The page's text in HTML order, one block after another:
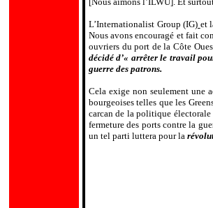
L’Internationalist Group (IG) et
Nous avons encouragé et fait
ouvriers du port de la Côte
décidé d’« arrêter le travail
guerre des patrons.
Cela exige non seulement une
bourgeoises telles que les
carcan de la politique électorale
fermeture des ports contre la
un tel parti luttera pour la